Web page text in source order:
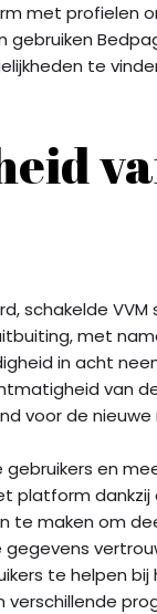
met profielen
gebruiken
te
schakelde
met
in acht
van
voor de
en
platform dankzij
te maken om
te helpen
verschillende